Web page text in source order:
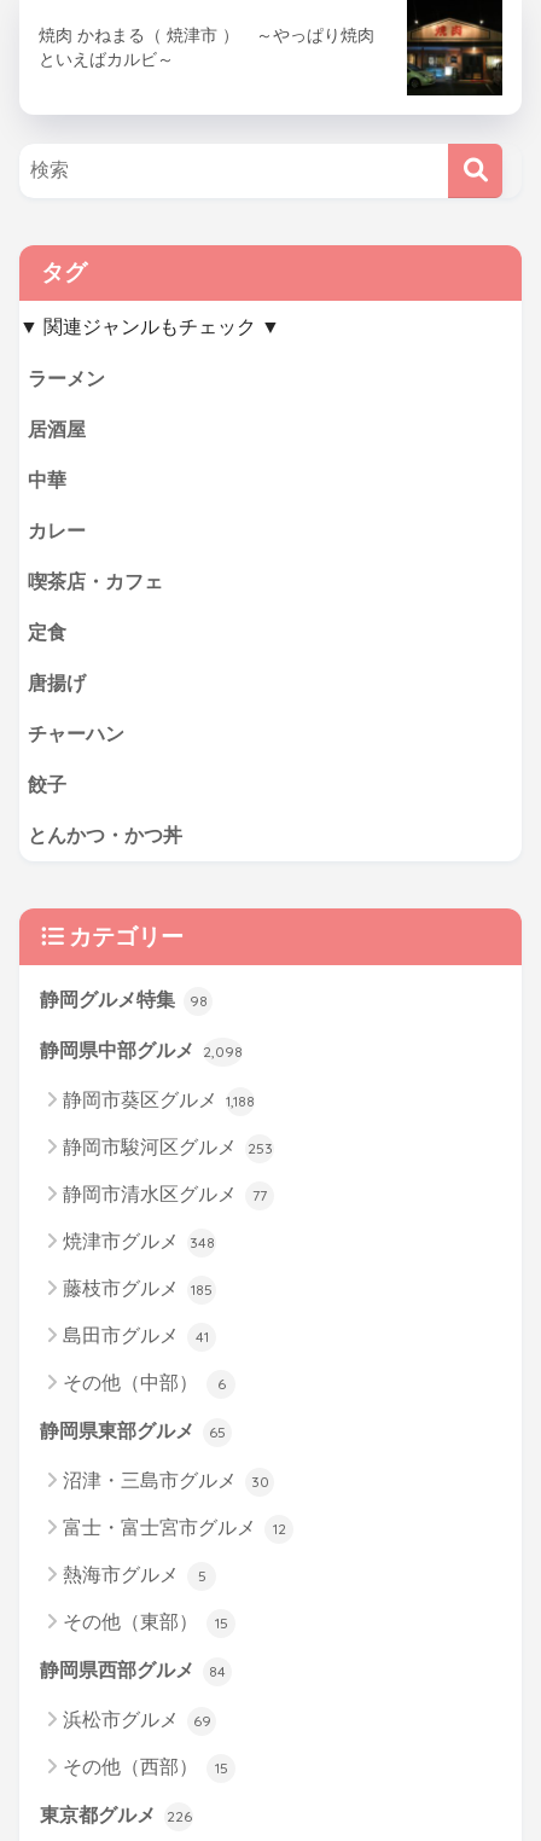
焼肉 かねまる（ 焼津市 ） ～やっぱり焼肉
といえばカルビ～
タグ
▼ 関連ジャンルもチェック ▼
ラーメン
居酒屋
中華
カレー
喫茶店・カフェ
定食
唐揚げ
チャーハン
餃子
とんかつ・かつ丼
カテゴリー
静岡グルメ特集 98
静岡県中部グルメ 2,098
静岡市葵区グルメ 1,188
静岡市駿河区グルメ 253
静岡市清水区グルメ 77
焼津市グルメ 348
藤枝市グルメ 185
島田市グルメ 41
その他（中部） 6
静岡県東部グルメ 65
沼津・三島市グルメ 30
富士・富士宮市グルメ 12
熱海市グルメ 5
その他（東部） 15
静岡県西部グルメ 84
浜松市グルメ 69
その他（西部） 15
東京都グルメ 226